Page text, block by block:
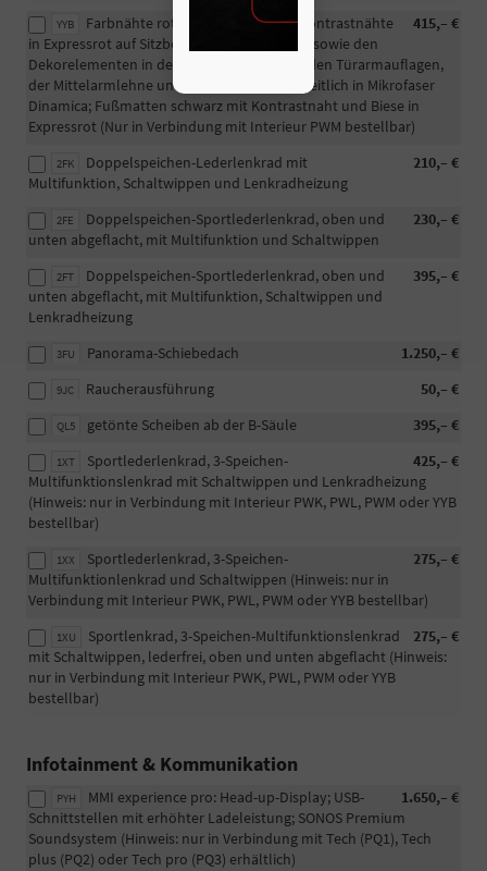
YYB 415,– €
Farbnähte rot Audi Sport GmbH: Kontrastnähte
in Expressrot auf Sitzbezügen, dem Lenkrad sowie den
Dekorelementen in der Instrumententafel, den Türarmauflagen,
der Mittelarmlehne und der Mittelkonsole seitlich in Mikrofaser
Dinamica; Fußmatten schwarz mit Kontrastnaht und Biese in
Expressrot (Nur in Verbindung mit Interieur PWM bestellbar)
2FK 210,– €
Doppelspeichen-Lederlenkrad mit
Multifunktion, Schaltwippen und Lenkradheizung
2FE 230,– €
Doppelspeichen-Sportlederlenkrad, oben und
unten abgeflacht, mit Multifunktion und Schaltwippen
2FT 395,– €
Doppelspeichen-Sportlederlenkrad, oben und
unten abgeflacht, mit Multifunktion, Schaltwippen und
Lenkradheizung
3FU 1.250,– €
Panorama-Schiebedach
9JC 50,– €
Raucherausführung
QL5 395,– €
getönte Scheiben ab der B-Säule
1XT 425,– €
Sportlederlenkrad, 3-Speichen-
Multifunktionslenkrad mit Schaltwippen und Lenkradheizung
(Hinweis: nur in Verbindung mit Interieur PWK, PWL, PWM oder YYB
bestellbar)
1XX 275,– €
Sportlederlenkrad, 3-Speichen-
Multifunktionlenkrad und Schaltwippen (Hinweis: nur in
Verbindung mit Interieur PWK, PWL, PWM oder YYB bestellbar)
1XU 275,– €
Sportlenkrad, 3-Speichen-Multifunktionslenkrad
mit Schaltwippen, lederfrei, oben und unten abgeflacht (Hinweis:
nur in Verbindung mit Interieur PWK, PWL, PWM oder YYB
bestellbar)
Infotainment & Kommunikation
PYH 1.650,– €
MMI experience pro: Head-up-Display; USB-
Schnittstellen mit erhöhter Ladeleistung; SONOS Premium
Soundsystem (Hinweis: nur in Verbindung mit Tech (PQ1), Tech
plus (PQ2) oder Tech pro (PQ3) erhältlich)